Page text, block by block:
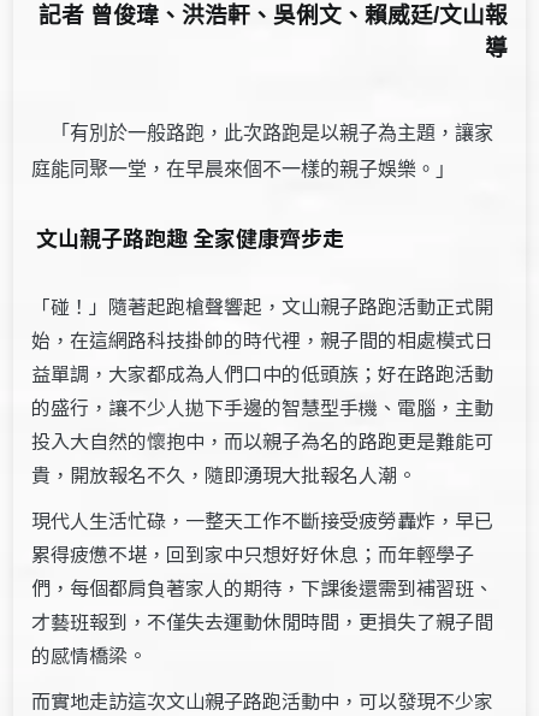
記者 曾俊瑋、洪浩軒、吳俐文、賴威廷/文山報
導
「有別於一般路跑，此次路跑是以親子為主題，讓家
庭能同聚一堂，在早晨來個不一樣的親子娛樂。」
文山親子路跑趣 全家健康齊步走
「碰！」隨著起跑槍聲響起，文山親子路跑活動正式開
始，在這網路科技掛帥的時代裡，親子間的相處模式日
益單調，大家都成為人們口中的低頭族；好在路跑活動
的盛行，讓不少人拋下手邊的智慧型手機、電腦，主動
投入大自然的懷抱中，而以親子為名的路跑更是難能可
貴，開放報名不久，隨即湧現大批報名人潮。
現代人生活忙碌，一整天工作不斷接受疲勞轟炸，早已
累得疲憊不堪，回到家中只想好好休息；而年輕學子
們，每個都肩負著家人的期待，下課後還需到補習班、
才藝班報到，不僅失去運動休閒時間，更損失了親子間
的感情橋梁。
而實地走訪這次文山親子路跑活動中，可以發現不少家